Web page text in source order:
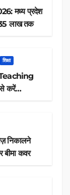
मध्य प्रदेश
लाख तक
शिक्षा
करें
निकालने
बीमा कवर